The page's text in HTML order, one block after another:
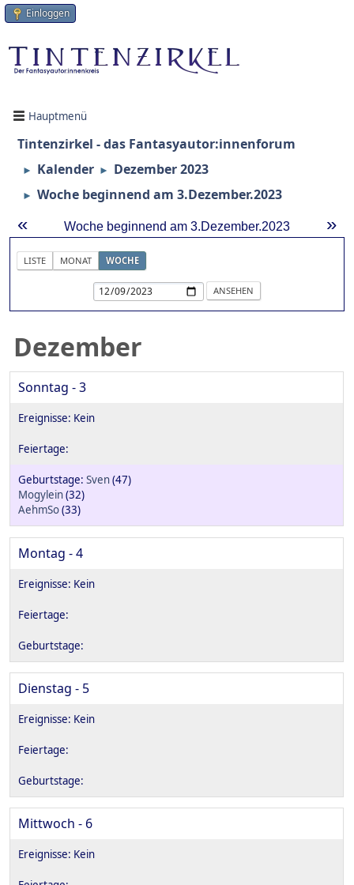
Einloggen
Hauptmenü
Tintenzirkel - das Fantasyautor:innenforum
► Kalender ► Dezember 2023
► Woche beginnend am 3.Dezember.2023
« »
Woche beginnend am 3.Dezember.2023
LISTE MONAT WOCHE
Dezember
Sonntag - 3
Sven(47)
Mogylein(32)
AehmSo(33)
Montag - 4
Dienstag - 5
Mittwoch - 6